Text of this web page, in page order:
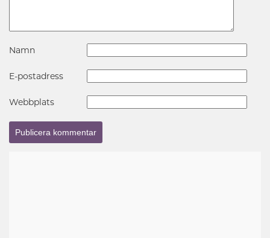
Namn
E-postadress
Webbplats